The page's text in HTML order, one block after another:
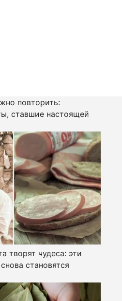
повторить:
ставшие настоящей
творят чудеса: эти
становятся